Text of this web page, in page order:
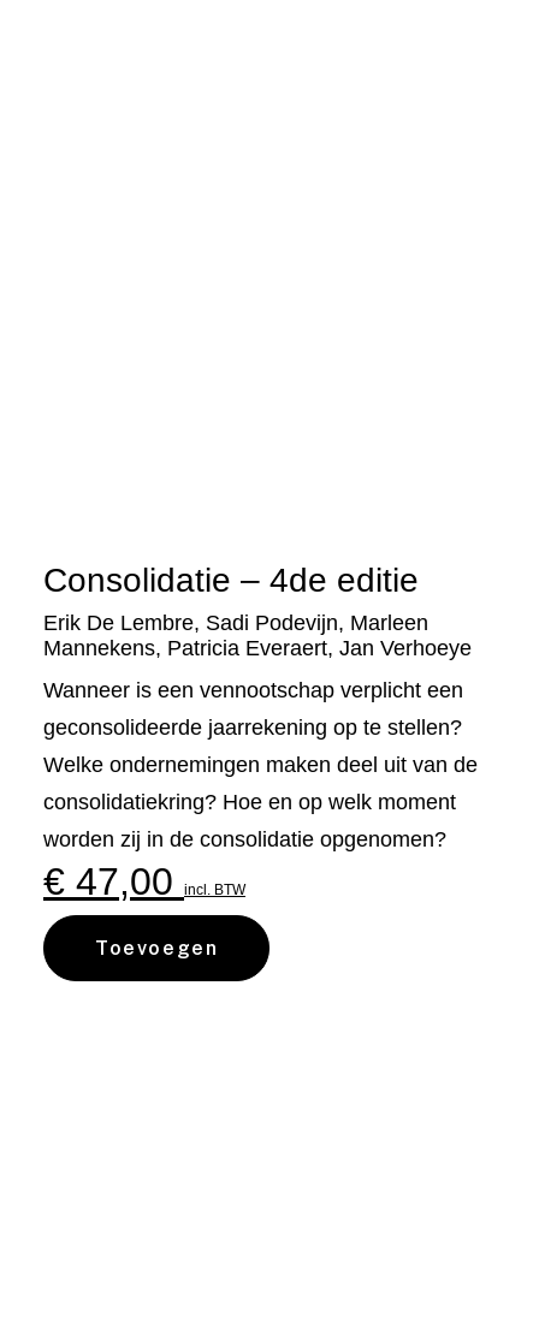
Consolidatie – 4de editie
Erik De Lembre, Sadi Podevijn, Marleen
Mannekens, Patricia Everaert, Jan Verhoeye
Wanneer is een vennootschap verplicht een
geconsolideerde jaarrekening op te stellen?
Welke ondernemingen maken deel uit van de
consolidatiekring? Hoe en op welk moment
worden zij in de consolidatie opgenomen?
€ 47,00 incl. BTW
Toevoegen